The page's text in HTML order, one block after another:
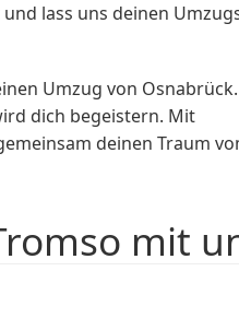
lass uns deinen
Umzug von Osnabrück.
dich begeistern. Mit
deinen Traum
mit